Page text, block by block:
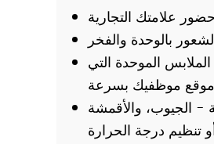
الموحدة التي
- الجيوب، والأقمشة